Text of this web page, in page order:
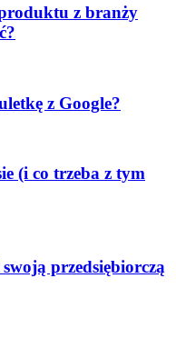
z branży
z Google?
(i co trzeba z tym
przedsiębiorczą